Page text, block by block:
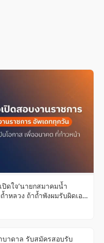
ดใจ’นายกสมาคมน้ำ
ำหลวง ถ้าถ้ำพังผมรับผิดเอง!
าดาล รับสมัครสอบรับ